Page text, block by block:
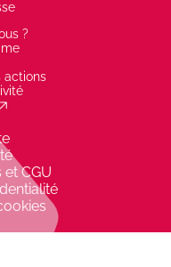
?
actions
arrow_outward
CGU